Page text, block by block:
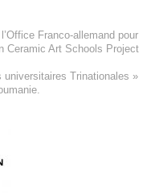
Franco-allemand pour
Ceramic Art Schools Project
universitaires Trinationales »